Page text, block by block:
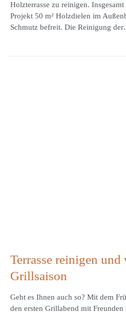
Holzterrasse zu reinigen.
Projekt 50 m² Holzdielen im
Schmutz befreit. Die Reinigung
Terrasse reinigen
Grillsaison
Geht es Ihnen auch so? Mit dem
den ersten Grillabend mit